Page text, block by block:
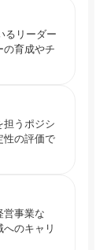
るリーダー
の育成やチ
担うポジシ
性の評価で
営事業な
のキャリ